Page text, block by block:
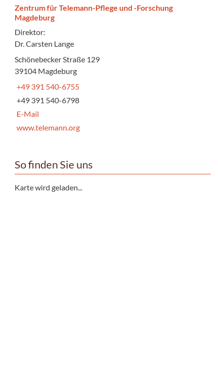
Zentrum für Telemann-Pflege und -Forschung
Magdeburg
Direktor:
Dr. Carsten Lange
Schönebecker Straße 129
39104 Magdeburg
+49 391 540-6755
+49 391 540-6798
E-Mail
www.telemann.org
So finden Sie uns
Karte wird geladen...